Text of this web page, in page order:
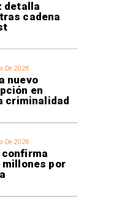
detalla
cadena
De 2026
nuevo
en
criminalidad
De 2026
confirma
millones por